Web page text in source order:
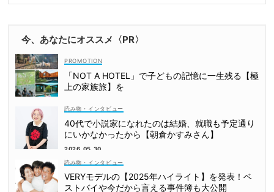
今、あなたにオススメ〈PR〉
「NOT A HOTEL」で子どもの記憶に一生残る【極
上の家族旅】を
読み物・インタビュー
40代で小説家になれたのは結婚、就職も予定通り
にいかなかったから【朝倉かすみさん】
2026.05.30
読み物・インタビュー
VERYモデルの【2025年ハイライト】を発表！ベ
ストバイや今だから言える事件簿も大公開